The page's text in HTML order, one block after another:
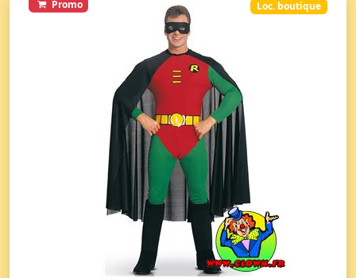
Promo Loc. boutique